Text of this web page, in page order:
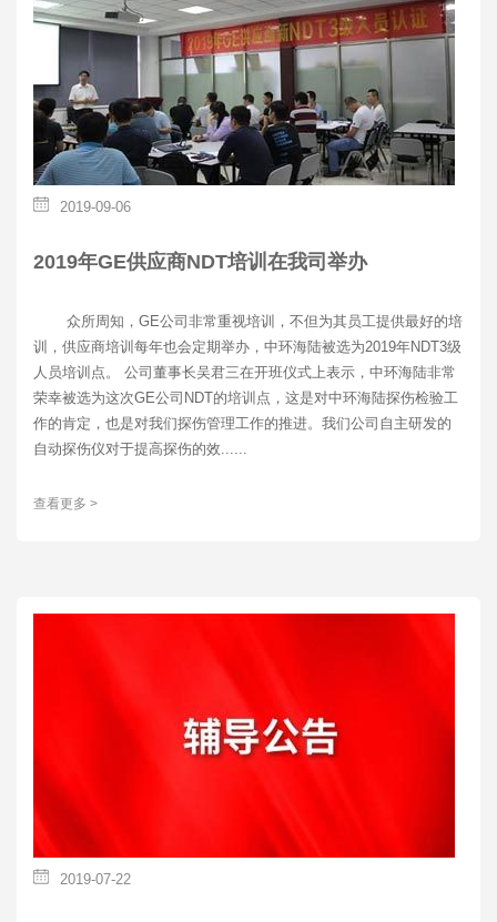
2019-09-06
2019年GE供应商NDT培训在我司举办
众所周知，GE公司非常重视培训，不但为其员工提供最好的培
训，供应商培训每年也会定期举办，中环海陆被选为2019年NDT3级
人员培训点。 公司董事长吴君三在开班仪式上表示，中环海陆非常
荣幸被选为这次GE公司NDT的培训点，这是对中环海陆探伤检验工
作的肯定，也是对我们探伤管理工作的推进。我们公司自主研发的
自动探伤仪对于提高探伤的效......
查看更多 >
2019-07-22